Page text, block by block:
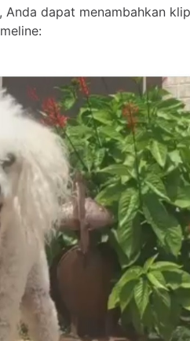
dapat menambahkan